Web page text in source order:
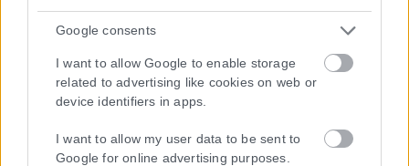
Google consents
I want to allow Google to enable storage
related to advertising like cookies on web or
device identifiers in apps.
I want to allow my user data to be sent to
Google for online advertising purposes.